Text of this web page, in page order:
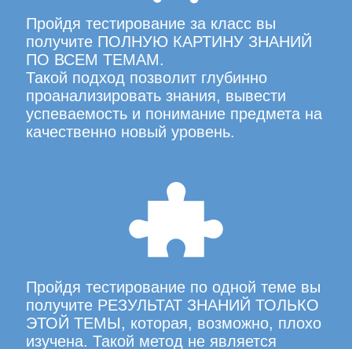
Пройдя тестирование за класс вы
получите ПОЛНУЮ КАРТИНУ ЗНАНИЙ
ПО ВСЕМ ТЕМАМ.
Такой подход позволит глубинно
проанализировать знания, вывести
успеваемость и понимание предмета на
качественно новый уровень.
Пройдя тестирование по одной теме вы
получите РЕЗУЛЬТАТ ЗНАНИЙ ТОЛЬКО
ЭТОЙ ТЕМЫ, которая, возможно, плохо
изучена. Такой метод не является